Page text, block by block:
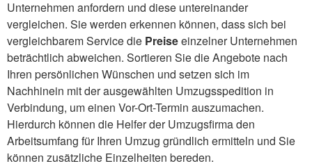
Unternehmen anfordern und diese untereinander
vergleichen. Sie werden erkennen können, dass sich bei
vergleichbarem Service die Preiseeinzelner Unternehmen
beträchtlich abweichen. Sortieren Sie die Angebote nach
Ihren persönlichen Wünschen und setzen sich im
Nachhinein mit der ausgewählten Umzugsspedition in
Verbindung, um einen Vor-Ort-Termin auszumachen.
Hierdurch können die Helfer der Umzugsfirma den
Arbeitsumfang für Ihren Umzug gründlich ermitteln und Sie
können zusätzliche Einzelheiten bereden.